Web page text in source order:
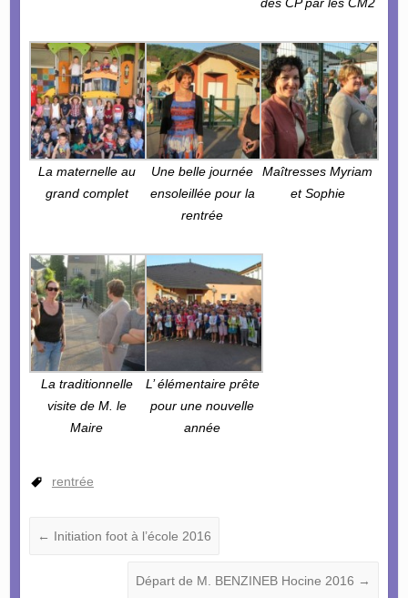
La maternelle au
grand complet
Une belle journée
ensoleillée pour la
rentrée
Maîtresses Myriam
et Sophie
La traditionnelle
visite de M. le
Maire
L’ élémentaire prête
pour une nouvelle
année
rentrée
← Initiation foot à l’école 2016
Départ de M. BENZINEB Hocine 2016 →